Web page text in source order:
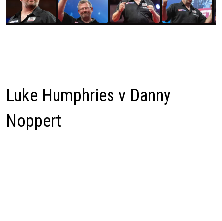
Luke Humphries v Danny
Noppert